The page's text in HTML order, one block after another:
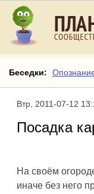
Беседки:
Втр, 2011-07-12
Посадка
На своём
иначе без него